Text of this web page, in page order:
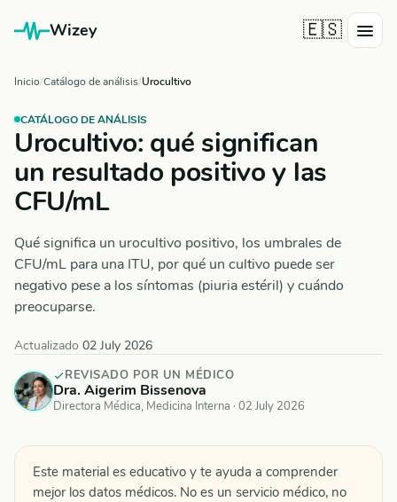
Wizey 🇪🇸
Inicio Catálogo de análisis Urocultivo
CATÁLOGO DE ANÁLISIS
Urocultivo: qué significan
un resultado positivo y las
CFU/mL
Qué significa un urocultivo positivo, los umbrales de
CFU/mL para una ITU, por qué un cultivo puede ser
negativo pese a los síntomas (piuria estéril) y cuándo
preocuparse.
Actualizado 02 July 2026
REVISADO POR UN MÉDICO
Dra. Aigerim Bissenova
Directora Médica, Medicina Interna · 02 July 2026
Este material es educativo y te ayuda a comprender
mejor los datos médicos. No es un servicio médico, no